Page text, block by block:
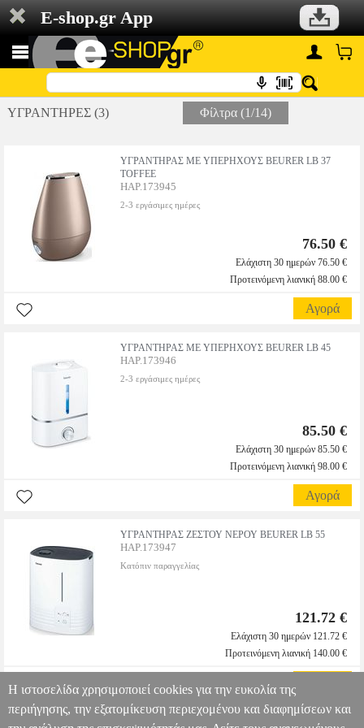
E-shop.gr App
ΥΓΡΑΝΤΗΡΕΣ (3) Φίλτρα (1/14)
ΥΓΡΑΝΤΗΡΑΣ ΜΕ ΥΠΕΡΗΧΟΥΣ BEURER LB 37
TOFFEE
HAP.173945
2-3 εργάσιμες ημέρες
76.50 €
Ελάχιστη 30 ημερών 76.50 €
Προτεινόμενη λιανική 88.00 €
Αγορά
ΥΓΡΑΝΤΗΡΑΣ ΜΕ ΥΠΕΡΗΧΟΥΣ BEURER LB 45
HAP.173946
2-3 εργάσιμες ημέρες
85.50 €
Ελάχιστη 30 ημερών 85.50 €
Προτεινόμενη λιανική 98.00 €
Αγορά
ΥΓΡΑΝΤΗΡΑΣ ΖΕΣΤΟΥ ΝΕΡΟΥ BEURER LB 55
HAP.173947
Κατόπιν παραγγελίας
121.72 €
Ελάχιστη 30 ημερών 121.72 €
Προτεινόμενη λιανική 140.00 €
Η ιστοσελίδα χρησιμοποιεί cookies για την ευκολία της
περιήγησης, την εξατομίκευση περιεχομένου και διαφημίσεων και